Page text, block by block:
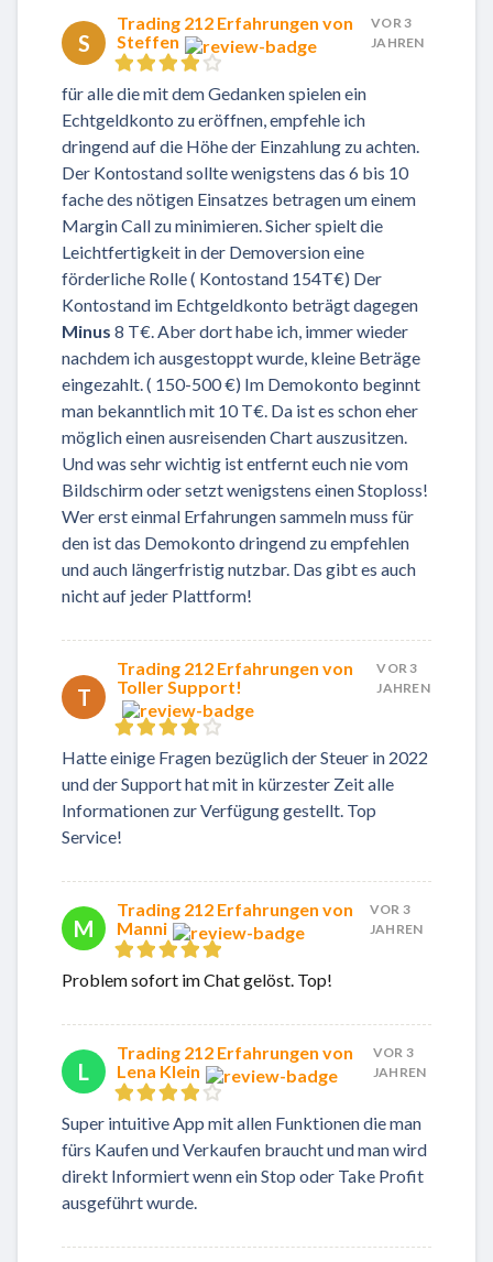
S
Trading 212 Erfahrungen von
Steffen
VOR 3
JAHREN
für alle die mit dem Gedanken spielen ein
Echtgeldkonto zu eröffnen, empfehle ich
dringend auf die Höhe der Einzahlung zu achten.
Der Kontostand sollte wenigstens das 6 bis 10
fache des nötigen Einsatzes betragen um einem
Margin Call zu minimieren. Sicher spielt die
Leichtfertigkeit in der Demoversion eine
förderliche Rolle ( Kontostand 154T€) Der
Kontostand im Echtgeldkonto beträgt dagegen
Minus 8 T€. Aber dort habe ich, immer wieder
nachdem ich ausgestoppt wurde, kleine Beträge
eingezahlt. ( 150-500 €) Im Demokonto beginnt
man bekanntlich mit 10 T€. Da ist es schon eher
möglich einen ausreisenden Chart auszusitzen.
Und was sehr wichtig ist entfernt euch nie vom
Bildschirm oder setzt wenigstens einen Stoploss!
Wer erst einmal Erfahrungen sammeln muss für
den ist das Demokonto dringend zu empfehlen
und auch längerfristig nutzbar. Das gibt es auch
nicht auf jeder Plattform!
T
Trading 212 Erfahrungen von
Toller Support!
VOR 3
JAHREN
Hatte einige Fragen bezüglich der Steuer in 2022
und der Support hat mit in kürzester Zeit alle
Informationen zur Verfügung gestellt. Top
Service!
M
Trading 212 Erfahrungen von
Manni
VOR 3
JAHREN
Problem sofort im Chat gelöst. Top!
L
Trading 212 Erfahrungen von
Lena Klein
VOR 3
JAHREN
Super intuitive App mit allen Funktionen die man
fürs Kaufen und Verkaufen braucht und man wird
direkt Informiert wenn ein Stop oder Take Profit
ausgeführt wurde.